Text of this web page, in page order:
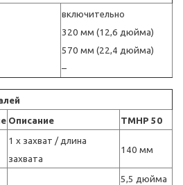
включительно
320 мм (12,6 дюйма)
570 мм (22,4 дюйма)
–
Описание TMHP 50
1 x захват / длина
захвата
140 мм
5,5 дюйма